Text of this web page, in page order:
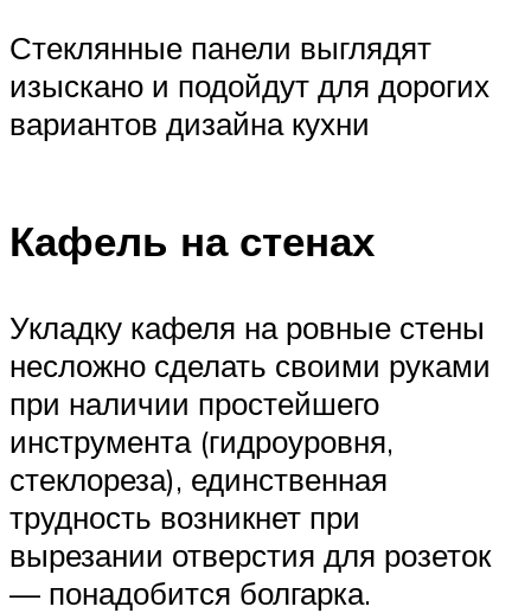
Стеклянные панели выглядят
изыскано и подойдут для дорогих
вариантов дизайна кухни
Кафель на стенах
Укладку кафеля на ровные стены
несложно сделать своими руками
при наличии простейшего
инструмента (гидроуровня,
стеклореза), единственная
трудность возникнет при
вырезании отверстия для розеток
— понадобится болгарка.